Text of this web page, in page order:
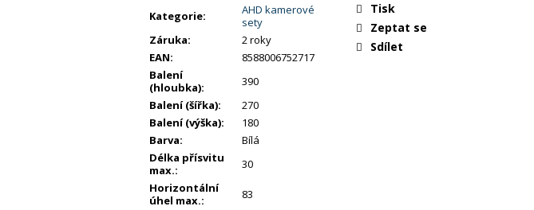
Kategorie:
AHD kamerové
sety
Záruka:
2 roky
EAN:
8588006752717
Balení
(hloubka):
390
Balení (šířka):
270
Balení (výška):
180
Barva:
Bílá
Délka přísvitu
max.:
30
Horizontální
úhel max.:
83
Tisk
Zeptat se
Sdílet